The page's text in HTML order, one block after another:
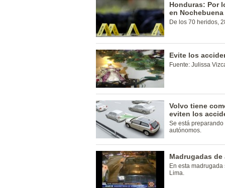
Honduras: Por
en Nochebuena
De los 70 heridos,
Evite los
Fuente: Julissa
Volvo tiene
eviten los
Se está
autónomos.
Madrugadas de
En esta
Lima.